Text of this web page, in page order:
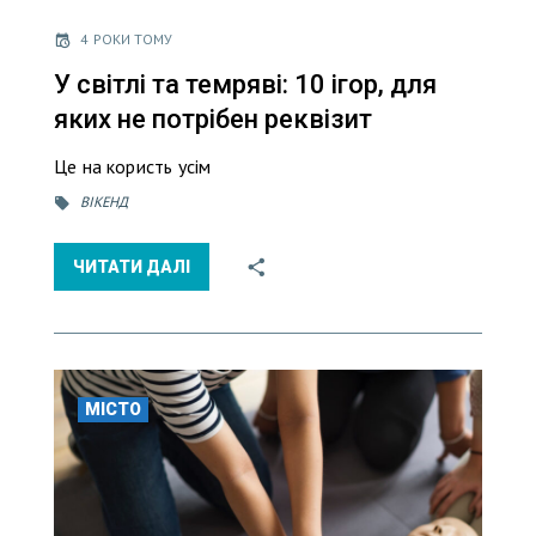
4 РОКИ ТОМУ
У світлі та темряві: 10 ігор, для
яких не потрібен реквізит
Це на користь усім
ВІКЕНД
ЧИТАТИ ДАЛІ
МІСТО